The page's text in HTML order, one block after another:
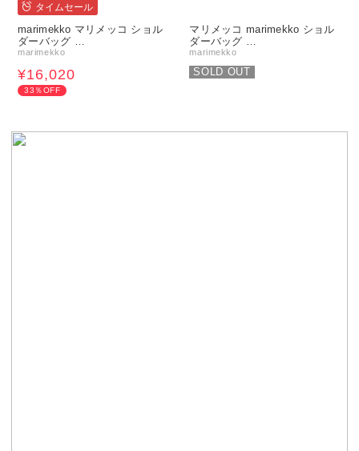
タイムセール
marimekko マリメッコ ショル
ダーバッグ …
marimekko
¥16,020
33％OFF
マリメッコ marimekko ショル
ダーバッグ …
marimekko
SOLD OUT